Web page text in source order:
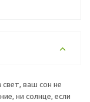
ваш сон не
ни солнце, если